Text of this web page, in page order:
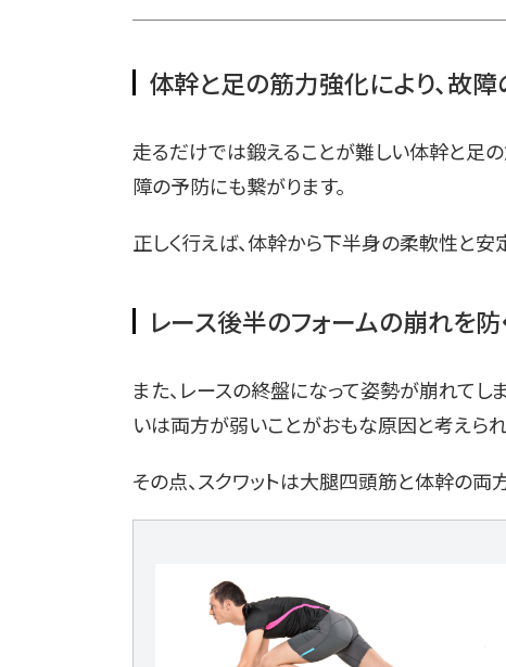
体幹と足の筋力強化により、故
走るだけでは鍛えることが難しい体幹と足
障の予防にも繋がります。
正しく行えば、体幹から下半身の柔軟性と安
レース後半のフォームの崩れを防
また、レースの終盤になって姿勢が崩れてし
いは両方が弱いことがおもな原因と考えられ
その点、スクワットは大腿四頭筋と体幹の両